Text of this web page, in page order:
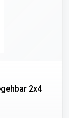
2x4